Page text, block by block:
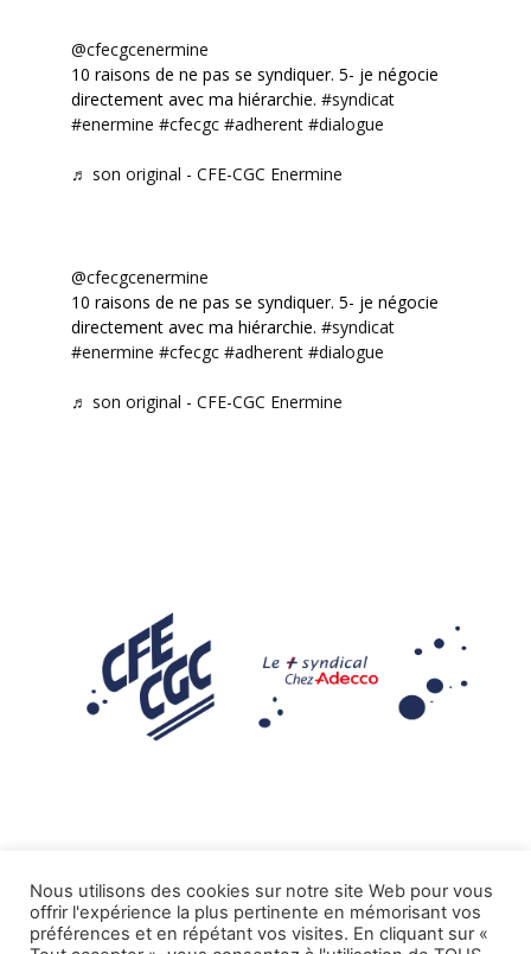
@cfecgcenermine
10 raisons de ne pas se syndiquer. 5- je négocie
directement avec ma hiérarchie. #syndicat
#enermine #cfecgc #adherent #dialogue
♬ son original - CFE-CGC Enermine
@cfecgcenermine
10 raisons de ne pas se syndiquer. 5- je négocie
directement avec ma hiérarchie. #syndicat
#enermine #cfecgc #adherent #dialogue
♬ son original - CFE-CGC Enermine
Mentions légales
Nous utilisons des cookies sur notre site Web pour vous
offrir l'expérience la plus pertinente en mémorisant vos
préférences et en répétant vos visites. En cliquant sur «